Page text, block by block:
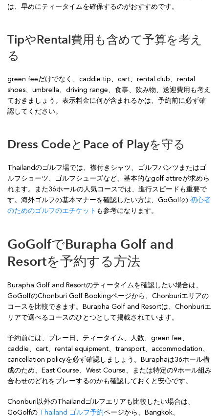
は、早めにティータイムを確保するのがおすすめです。
TipやRental費用も含めて予算を考え
る
green feeだけでなく、caddie tip、cart、rental club、rental
shoes、umbrella、driving range、食事、飲み物、送迎費用も考え
ておきましょう。表示料金に何が含まれるかは、予約前に必ず確
認してください。
Dress CodeとPace of Playを守る
Thailandのゴルフ場では、襟付きシャツ、ゴルフパンツまたはゴ
ルフショーツ、ゴルフシューズなど、基本的なgolf attireが求めら
れます。また36ホールの人気コースでは、進行スピードも重要で
す。海外ゴルフの基本マナーを確認したい方は、GoGolfの 初心者
のためのゴルフのエチケット も参考になります。
GoGolfでBurapha Golf and
Resortを予約する方法
Burapha Golf and Resortのティータイムを確認したい場合は、
GoGolfのChonburi Golf Bookingページから、Chonburiエリアの
コースを比較できます。Burapha Golf and Resortは、Chonburiエ
リアで選べるコースのひとつとして掲載されています。
予約前には、プレー日、ティータイム、人数、green fee、
caddie、cart、rental equipment、transport、accommodation、
cancellation policyを必ず確認しましょう。Buraphaは36ホール構
成のため、East Course、West Course、または特定の9ホール組み
合わせのどれをプレーするのかも確認しておくと安心です。
Chonburi以外のThailandゴルフエリアも比較したい場合は、
GoGolfの Thailand ゴルフ予約ページから、Bangkok、